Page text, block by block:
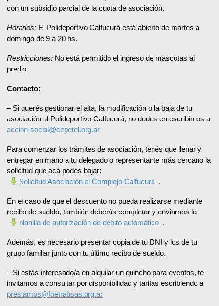
con un subsidio parcial de la cuota de asociación.
Horarios: El Polideportivo Calfucurá está abierto de martes a
domingo de 9 a 20 hs.
Restricciones: No está permitido el ingreso de mascotas al
predio.
Contacto:
– Si querés gestionar el alta, la modificación o la baja de tu
asociación al Polideportivo Calfucurá, no dudes en escribirnos a
accion-social@cepetel.org.ar
Para comenzar los trámites de asociación, tenés que llenar y
entregar en mano a tu delegado o representante más cercano la
solicitud que acá podes bajar:
Solicitud Asociación al Complejo Calfucurá .
En el caso de que el descuento no pueda realizarse mediante
recibo de sueldo, también deberás completar y enviarnos la
planilla de autorización de débito automático .
Además, es necesario presentar copia de tu DNI y los de tu
grupo familiar junto con tu último recibo de sueldo.
– Si estás interesado/a en alquilar un quincho para eventos, te
invitamos a consultar por disponibilidad y tarifas escribiendo a
prestamos@foetrabsas.org.ar